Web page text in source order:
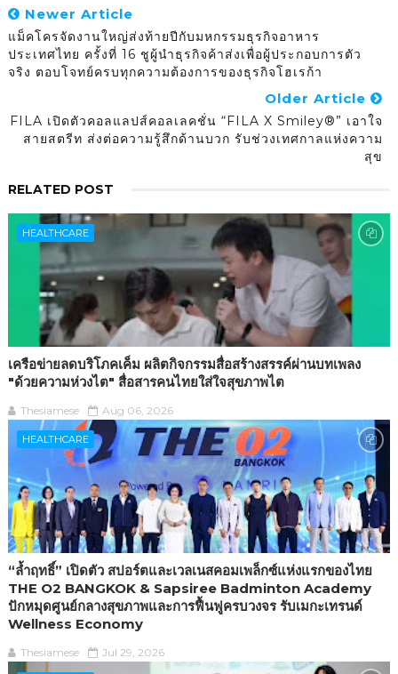
Newer Article
แม็คโครจัดงานใหญ่ส่งท้ายปีกับมหกรรมธุรกิจอาหาร
ประเทศไทย ครั้งที่ 16 ชูผู้นำธุรกิจค้าส่งเพื่อผู้ประกอบการตัว
จริง ตอบโจทย์ครบทุกความต้องการของธุรกิจโฮเรก้า
Older Article
FILA เปิดตัวคอลแลปส์คอลเลคชั่น “FILA X Smiley®” เอาใจ
สายสตรีท ส่งต่อความรู้สึกด้านบวก รับช่วงเทศกาลแห่งความ
สุข
RELATED POST
HEALTHCARE
เครือข่ายลดบริโภคเค็ม ผลิตกิจกรรมสื่อสร้างสรรค์ผ่านบทเพลง
"ด้วยความห่วงไต" สื่อสารคนไทยใส่ใจสุขภาพไต
Thesiamese Aug 06, 2026
HEALTHCARE
“ล้ำฤทธิ์” เปิดตัว สปอร์ตและเวลเนสคอมเพล็กซ์แห่งแรกของไทย
THE O2 BANGKOK & Sapsiree Badminton Academy
ปักหมุดศูนย์กลางสุขภาพและการฟื้นฟูครบวงจร รับเมกะเทรนด์
Wellness Economy
Thesiamese Jul 29, 2026